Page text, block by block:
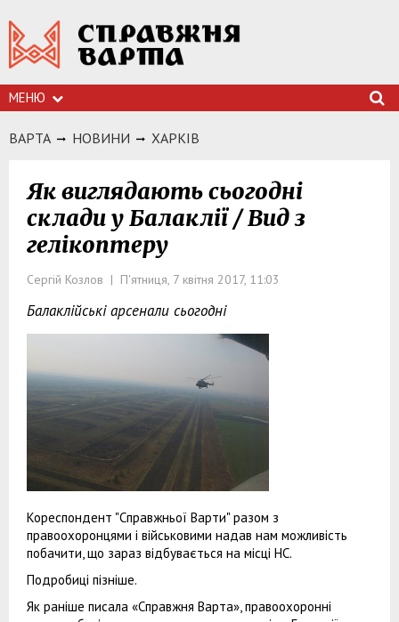
МЕНЮ
ВАРТА НОВИНИ ХАРКIВ
Як виглядають сьогодні
склади у Балаклії / Вид з
гелікоптеру
Сергій Козлов | П'ятниця, 7 квітня 2017, 11:03
Балаклійські арсенали сьогодні
Кореспондент "Справжньої Варти" разом з
правоохоронцями і військовими надав нам можливість
побачити, що зараз відбувається на місці НС.
Подробиці пізніше.
Як раніше писала «Справжня Варта», правоохоронні